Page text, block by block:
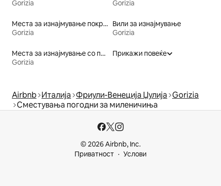
Gorizia
Gorizia
Места за изнајмување покрај вода
Gorizia
Вили за изнајмување
Gorizia
Места за изнајмување со појадок
Gorizia
Прикажи повеќе
Airbnb Италија Фриули-Венеција Џулија Gorizia
Сместувања погодни за миленичиња
© 2026 Airbnb, Inc.
Приватност
Услови